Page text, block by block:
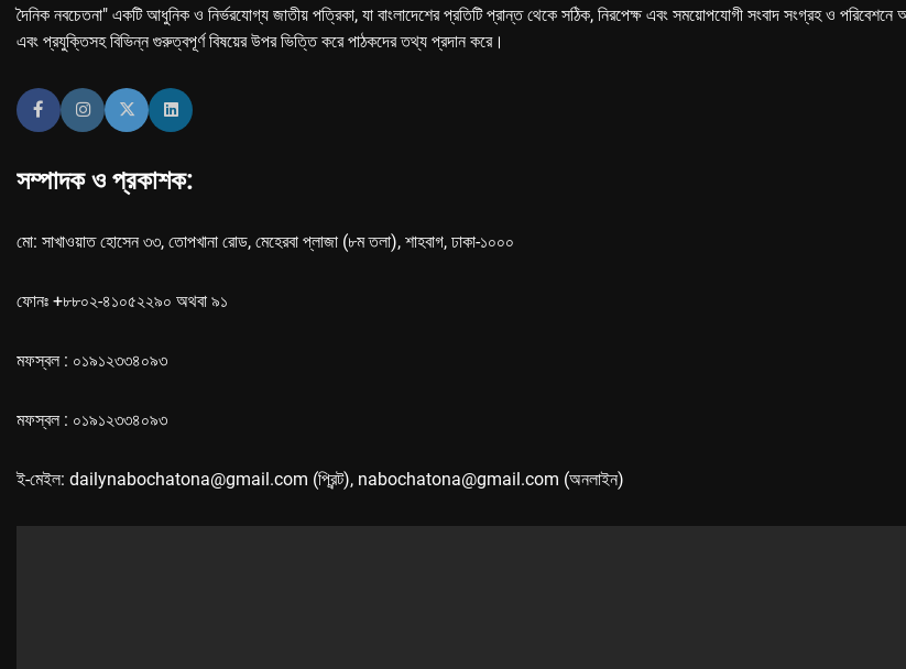
দৈনিক নবচেতনা" একটি আধুনিক ও নির্ভরযোগ্য জাতীয় পত্রিকা, যা বাংলাদেশের প্রতিটি প্রান্ত থেকে সঠিক, নিরপেক্ষ এবং সময়োপযোগী সংবাদ সংগ্রহ ও পরিবেশনে
এবং প্রযুক্তিসহ বিভিন্ন গুরুত্বপূর্ণ বিষয়ের উপর ভিত্তি করে পাঠকদের তথ্য প্রদান করে।
সম্পাদক ও প্রকাশক:
মো: সাখাওয়াত হোসেন ৩৩, তোপখানা রোড, মেহেরবা প্লাজা (৮ম তলা), শাহবাগ, ঢাকা-১০০০
ফোনঃ +৮৮০২-৪১০৫২২৯০ অথবা ৯১
মফস্বল : ০১৯১২৩৩৪০৯৩
মফস্বল : ০১৯১২৩৩৪০৯৩
ই-মেইল: dailynabochatona@gmail.com (প্রিন্ট), nabochatona@gmail.com (অনলাইন)